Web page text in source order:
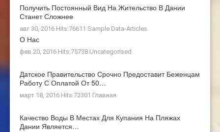
Получить Постоянный Вид На Жительство В Дании
Станет Сложнее
авг 30, 2016 Hits:76611 Sample Data-Articles
О Нас
фев 20, 2016 Hits:75738 Uncategorised
Датское Правительство Срочно Предоставит Беженцам
Работу С Оплатой От 50…
март 18, 2016 Hits:72301 Главная
Качество Воды В Местах Для Купания На Пляжах
Дании Является…